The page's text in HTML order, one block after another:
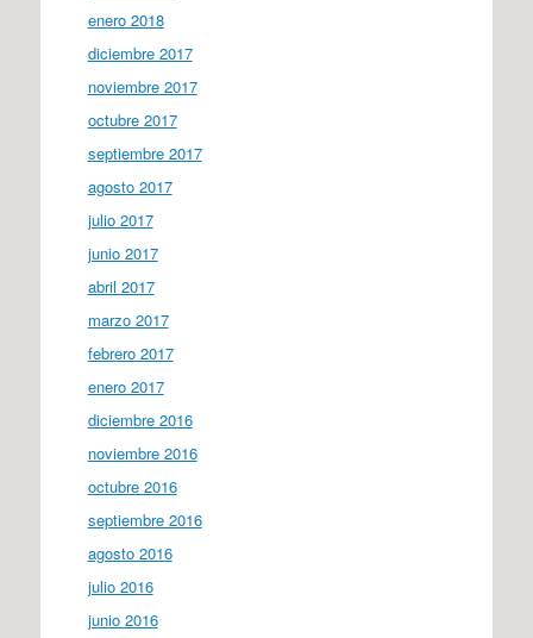
enero 2018
diciembre 2017
noviembre 2017
octubre 2017
septiembre 2017
agosto 2017
julio 2017
junio 2017
abril 2017
marzo 2017
febrero 2017
enero 2017
diciembre 2016
noviembre 2016
octubre 2016
septiembre 2016
agosto 2016
julio 2016
junio 2016